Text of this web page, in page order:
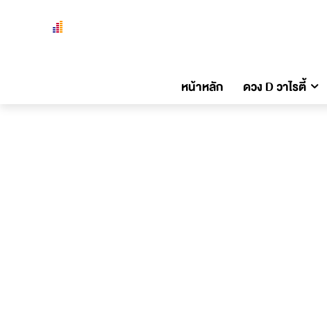
หน้าหลัก ดวง D วาไรตี้